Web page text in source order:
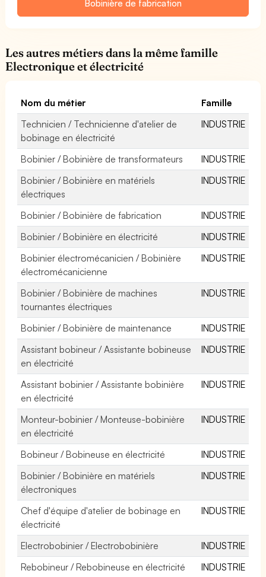
Bobinière de fabrication
Les autres métiers dans la même famille
Electronique et électricité
Nom du métier
Famille
Technicien / Technicienne d'atelier de
bobinage en électricité
INDUSTRIE
Bobinier / Bobinière de transformateurs
INDUSTRIE
Bobinier / Bobinière en matériels
électriques
INDUSTRIE
Bobinier / Bobinière de fabrication
INDUSTRIE
Bobinier / Bobinière en électricité
INDUSTRIE
Bobinier électromécanicien / Bobinière
électromécanicienne
INDUSTRIE
Bobinier / Bobinière de machines
tournantes électriques
INDUSTRIE
Bobinier / Bobinière de maintenance
INDUSTRIE
Assistant bobineur / Assistante bobineuse
en électricité
INDUSTRIE
Assistant bobinier / Assistante bobinière
en électricité
INDUSTRIE
Monteur-bobinier / Monteuse-bobinière
en électricité
INDUSTRIE
Bobineur / Bobineuse en électricité
INDUSTRIE
Bobinier / Bobinière en matériels
électroniques
INDUSTRIE
Chef d'équipe d'atelier de bobinage en
électricité
INDUSTRIE
Electrobobinier / Electrobobinière
INDUSTRIE
Rebobineur / Rebobineuse en électricité
INDUSTRIE